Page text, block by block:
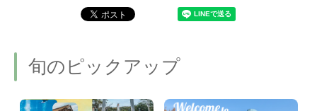
旬のピックアップ